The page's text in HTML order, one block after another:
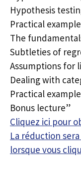
Hypothesis
Practical
The
Subtleties of
Assumptions for
Dealing with
Practical
Bonus lecture”
Cliquez ici pour
La réduction
lorsque vous